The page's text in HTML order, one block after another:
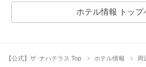
ホテル情報 トップ
【公式】ザ･ナハテラス Top ホテル情報 周